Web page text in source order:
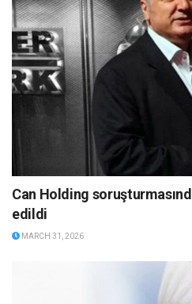
Can Holding
edildi
MARCH 31, 2026